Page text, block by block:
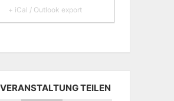
+ iCal / Outlook export
TEILEN